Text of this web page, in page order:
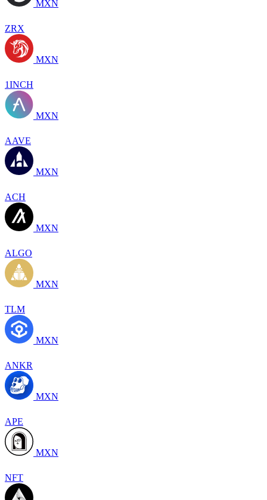
MXN
ZRX
MXN
1INCH
MXN
AAVE
MXN
ACH
MXN
ALGO
MXN
TLM
MXN
ANKR
MXN
APE
MXN
NFT